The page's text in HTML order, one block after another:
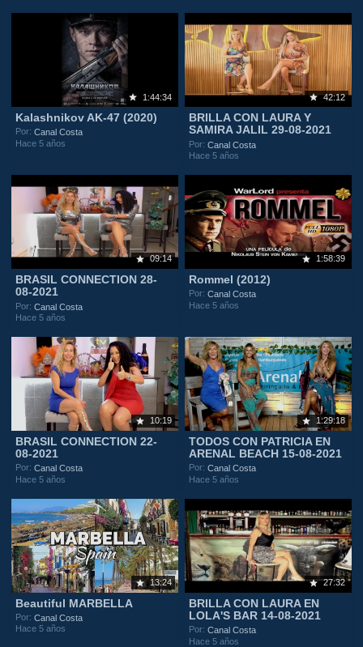
1:44:34
Kalashnikov AK-47 (2020)
Por:Canal Costa
Hace 5 años
42:12
BRILLA CON LAURA Y
SAMIRA JALIL 29-08-2021
Por:Canal Costa
Hace 5 años
09:14
BRASIL CONNECTION 28-
08-2021
Por:Canal Costa
Hace 5 años
1:58:39
Rommel (2012)
Por:Canal Costa
Hace 5 años
10:19
BRASIL CONNECTION 22-
08-2021
Por:Canal Costa
Hace 5 años
1:29:18
TODOS CON PATRICIA EN
ARENAL BEACH 15-08-2021
Por:Canal Costa
Hace 5 años
13:24
Beautiful MARBELLA
Por:Canal Costa
Hace 5 años
27:32
BRILLA CON LAURA EN
LOLA'S BAR 14-08-2021
Por:Canal Costa
Hace 5 años